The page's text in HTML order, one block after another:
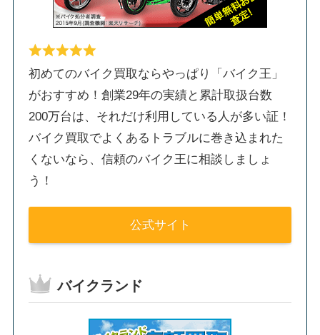
初めてのバイク買取ならやっぱり「バイク王」
がおすすめ！創業29年の実績と累計取扱台数
200万台は、それだけ利用している人が多い証！
バイク買取でよくあるトラブルに巻き込まれた
くないなら、信頼のバイク王に相談しましょ
う！
公式サイト
バイクランド